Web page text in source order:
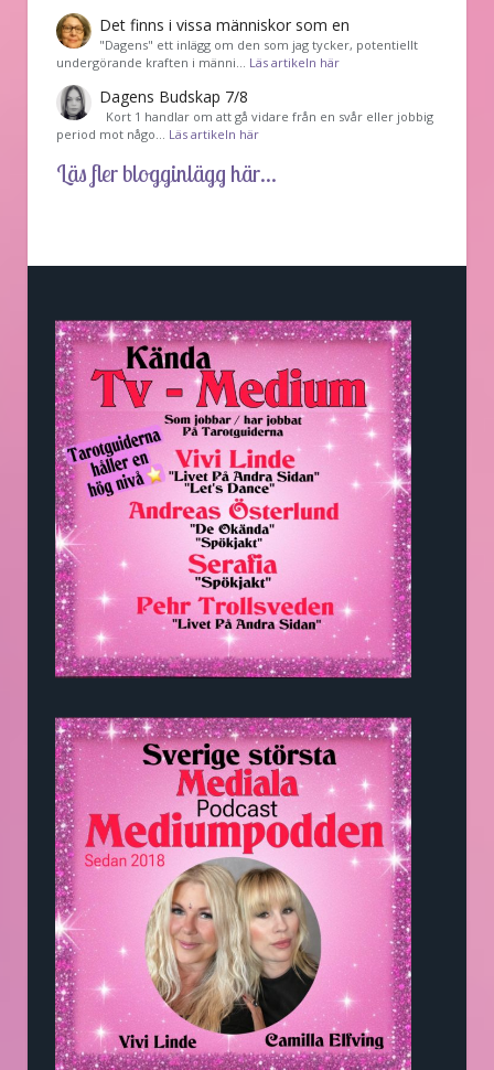
Det finns i vissa människor som en
"Dagens" ett inlägg om den som jag tycker, potentiellt
undergörande kraften i männi… Läs artikeln här
Dagens Budskap 7/8
Kort 1 handlar om att gå vidare från en svår eller jobbig
period mot någo… Läs artikeln här
Läs fler blogginlägg här...